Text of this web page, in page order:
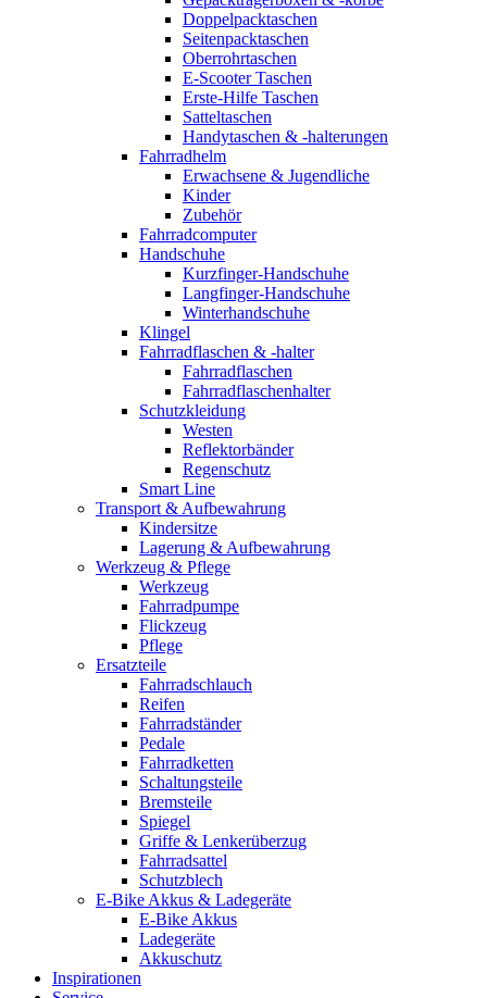
Doppelpacktaschen
Seitenpacktaschen
Oberrohrtaschen
E-Scooter Taschen
Erste-Hilfe Taschen
Satteltaschen
Handytaschen & -halterungen
Fahrradhelm
Erwachsene & Jugendliche
Kinder
Zubehör
Fahrradcomputer
Handschuhe
Kurzfinger-Handschuhe
Langfinger-Handschuhe
Winterhandschuhe
Klingel
Fahrradflaschen & -halter
Fahrradflaschen
Fahrradflaschenhalter
Schutzkleidung
Westen
Reflektorbänder
Regenschutz
Smart Line
Transport & Aufbewahrung
Kindersitze
Lagerung & Aufbewahrung
Werkzeug & Pflege
Werkzeug
Fahrradpumpe
Flickzeug
Pflege
Ersatzteile
Fahrradschlauch
Reifen
Fahrradständer
Pedale
Fahrradketten
Schaltungsteile
Bremsteile
Spiegel
Griffe & Lenkerüberzug
Fahrradsattel
Schutzblech
E-Bike Akkus & Ladegeräte
E-Bike Akkus
Ladegeräte
Akkuschutz
Inspirationen